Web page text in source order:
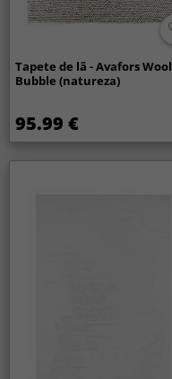
Tapete de lã - Avafors Wool
Bubble (natureza)
95.99 €